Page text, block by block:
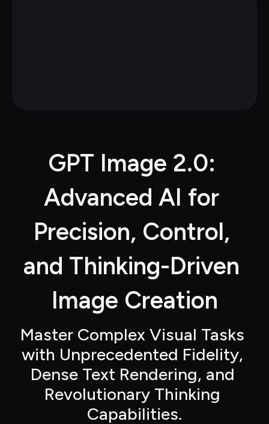
GPT Image 2.0:
Advanced AI for
Precision, Control,
and Thinking-Driven
Image Creation
Master Complex Visual Tasks
with Unprecedented Fidelity,
Dense Text Rendering, and
Revolutionary Thinking
Capabilities.